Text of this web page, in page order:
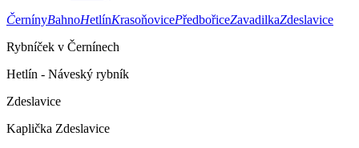
ČernínyBahnoHetlínKrasoňovicePředbořiceZavadilkaZdeslavice
Rybníček v Černínech
Hetlín - Náveský rybník
Zdeslavice
Kaplička Zdeslavice